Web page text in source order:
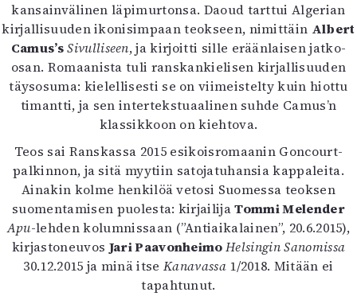
kansainvälinen läpimurtonsa. Daoud tarttui Algerian
kirjallisuuden ikonisimpaan teokseen, nimittäin Albert
Camus’sSivulliseen, ja kirjoitti sille eräänlaisen jatko-
osan. Romaanista tuli ranskankielisen kirjallisuuden
täysosuma: kielellisesti se on viimeistelty kuin hiottu
timantti, ja sen intertekstuaalinen suhde Camus’n
klassikkoon on kiehtova.
Teos sai Ranskassa 2015 esikoisromaanin Goncourt-
palkinnon, ja sitä myytiin satojatuhansia kappaleita.
Ainakin kolme henkilöä vetosi Suomessa teoksen
suomentamisen puolesta: kirjailijaTommi Melender
Apu-lehden kolumnissaan (”Antiaikalainen”, 20.6.2015),
kirjastoneuvos Jari PaavonheimoHelsingin Sanomissa
30.12.2015 ja minä itseKanavassa 1/2018. Mitään ei
tapahtunut.